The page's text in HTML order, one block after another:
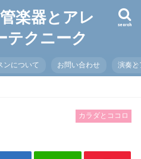
楽器とアレ
テクニーク
search
ンについて お問い合わせ 演奏と
カラダとココロ